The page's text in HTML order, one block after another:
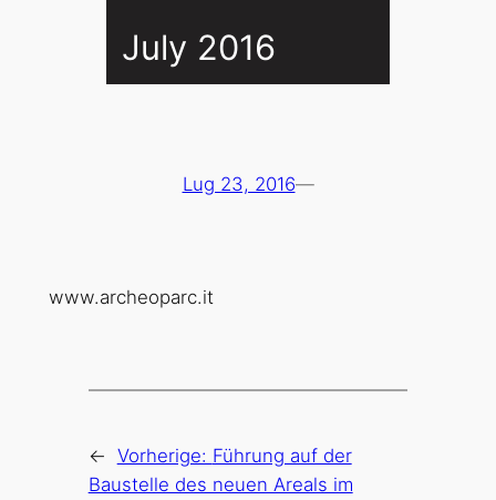
July 2016
Lug 23, 2016—
www.archeoparc.it
← Vorherige: Führung auf der
Baustelle des neuen Areals im